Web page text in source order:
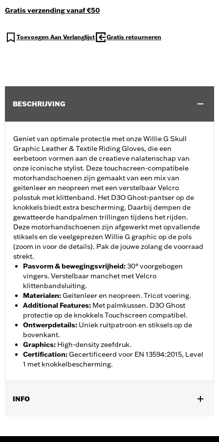
Gratis verzending vanaf €50
Toevoegen Aan Verlanglijst Gratis retourneren
BESCHRIJVING
Geniet van optimale protectie met onze Willie G Skull
Graphic Leather & Textile Riding Gloves, die een
eerbetoon vormen aan de creatieve nalatenschap van
onze iconische stylist. Deze touchscreen-compatibele
motorhandschoenen zijn gemaakt van een mix van
geitenleer en neopreen met een verstelbaar Velcro
polsstuk met klittenband. Het D3O Ghost-pantser op de
knokkels biedt extra bescherming. Daarbij dempen de
gewatteerde handpalmen trillingen tijdens het rijden.
Deze motorhandschoenen zijn afgewerkt met opvallende
stiksels en de veelgeprezen Willie G graphic op de pols
(zoom in voor de details). Pak de jouwe zolang de voorraad
strekt.
Pasvorm & bewegingsvrijheid:30° voorgebogen
vingers. Verstelbaar manchet met Velcro
klittenbandsluiting.
Materialen:Geitenleer en neopreen. Tricot voering.
Additional Features: Met palmkussen. D3O Ghost
protectie op de knokkels Touchscreen compatibel.
Ontwerpdetails: Uniek ruitpatroon en stiksels op de
bovenkant.
Graphics: High-density zeefdruk.
Certification:Gecertificeerd voor EN 13594:2015, Level
1 met knokkelbescherming.
INFO
Collectie:Willie G. Skull